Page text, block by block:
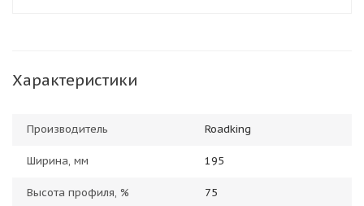
Характеристики
Производитель Roadking
Ширина, мм 195
Высота профиля, % 75